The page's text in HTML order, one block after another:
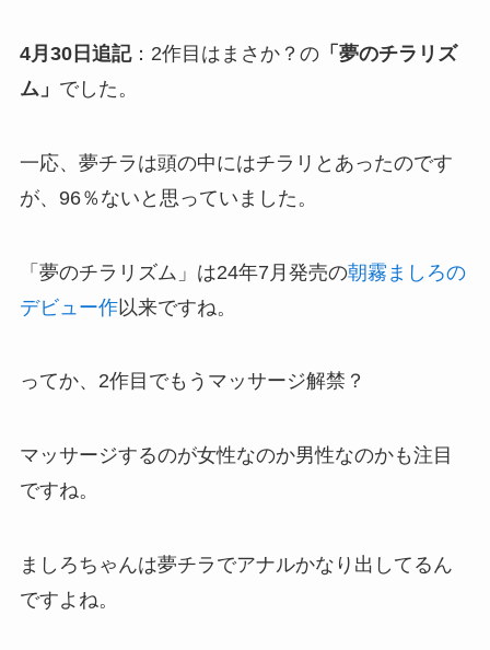
4月30日追記：2作目はまさか？の「夢のチラリズ
ム」 でした。
一応、夢チラは頭の中にはチラリとあったのです
が、96％ないと思っていました。
「夢のチラリズム」は24年7月発売の朝霧ましろの
デビュー作以来ですね。
ってか、2作目でもうマッサージ解禁？
マッサージするのが女性なのか男性なのかも注目
ですね。
ましろちゃんは夢チラでアナルかなり出してるん
ですよね。